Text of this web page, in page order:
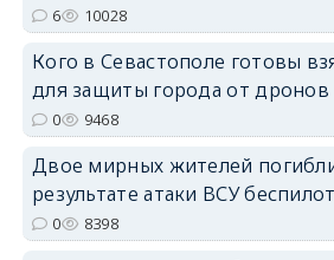
6 10028
Кого в Севастополе готовы
для защиты города от дронов
0 9468
Двое мирных жителей
результате атаки ВСУ
0 8398